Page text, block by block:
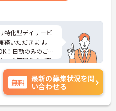
特化型デイサービ
いただきます。
！日勤のみのご勤
すく無理なくご勤
心してご就業して
い合わせくださ
無料
最新の募集状況を問
い合わせる